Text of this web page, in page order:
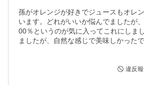
孫がオレンジが好きでジュースもオレ
います。どれがいいか悩んでましたが
00％というのが気に入ってこれにしま
ましたが、自然な感じで美味しかったで
違反